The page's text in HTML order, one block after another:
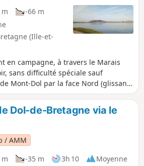
m
-66 m
(Ille-et-
en campagne, à travers le Marais
sans difficulté spéciale sauf
Mont-Dol par la face Nord (glissant
descente vers la mairie (escalier
le Chemin Vert entre Dol de
Belle vue sur le Marais Blanc et de la
du haut du tertre de Mont Dol.
Dol-de-Bretagne via le
/ AMM
m -35 m 3h 10
Moyenne